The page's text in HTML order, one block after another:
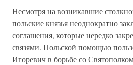
Несмотря на возникавшие
польские князья неоднократно
соглашения, которые нередко
связями. Польской помощью
Игоревич в борьбе со